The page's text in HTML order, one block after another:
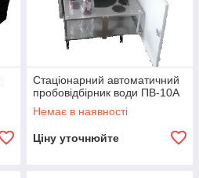
Стаціонарний автоматичний
пробовідбірник води ПВ-10А
Немає в наявності
Ціну уточнюйте